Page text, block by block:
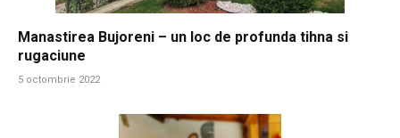
Manastirea Bujoreni – un loc de profunda tihna si
rugaciune
5 octombrie 2022